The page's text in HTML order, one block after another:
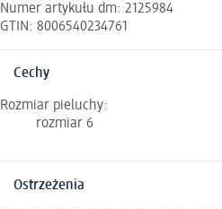
Numer artykułu dm: 2125984
GTIN: 8006540234761
Cechy
Rozmiar pieluchy:
rozmiar 6
Ostrzeżenia